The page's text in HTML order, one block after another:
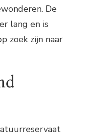
De
lang en is
zoek zijn naar